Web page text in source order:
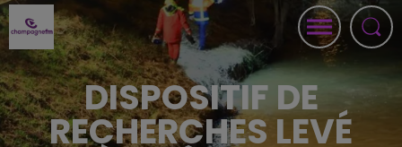
DISPOSITIF DE
RECHERCHES LEVÉ